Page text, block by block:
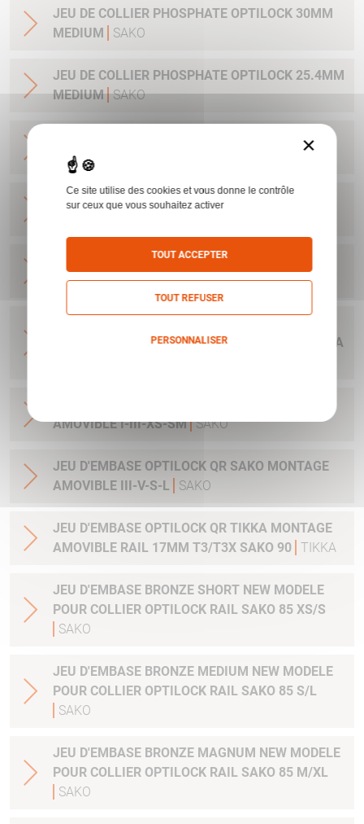
JEU DE COLLIER PHOSPHATE OPTILOCK 30MM
MEDIUM
SAKO
JEU DE COLLIER PHOSPHATE OPTILOCK 25.4MM
MEDIUM SAKO
MONTAGE AMOVIBLE BAS 25.4MM
JEU DE COLLIER BRONZE OPTILOCK QR
JEU DE COLLIER BRONZE OPTILOCK QR
MONTAGE AMOVIBLE BAS 30MM SAKO
MONTAGE AMOVIBLE BAS 36MM OBJECTIF 71 A
AMOVIBLE I-III-XS-SM SAKO
JEU D'EMBASE OPTILOCK QR SAKO MONTAGE
AMOVIBLE III-V-S-L
SAKO
JEU D'EMBASE OPTILOCK QR TIKKA MONTAGE
AMOVIBLE RAIL 17MM T3/T3X SAKO 90 TIKKA
JEU D'EMBASE BRONZE SHORT NEW MODELE
POUR COLLIER OPTILOCK RAIL SAKO 85 XS/S
SAKO
JEU D'EMBASE BRONZE MEDIUM NEW MODELE
POUR COLLIER OPTILOCK RAIL SAKO 85 S/L
SAKO
JEU D'EMBASE BRONZE MAGNUM NEW MODELE
POUR COLLIER OPTILOCK RAIL SAKO 85 M/XL
SAKO
×
Ce site utilise des cookies et vous donne le contrôle
sur ceux que vous souhaitez activer
TOUT ACCEPTER
TOUT REFUSER
PERSONNALISER